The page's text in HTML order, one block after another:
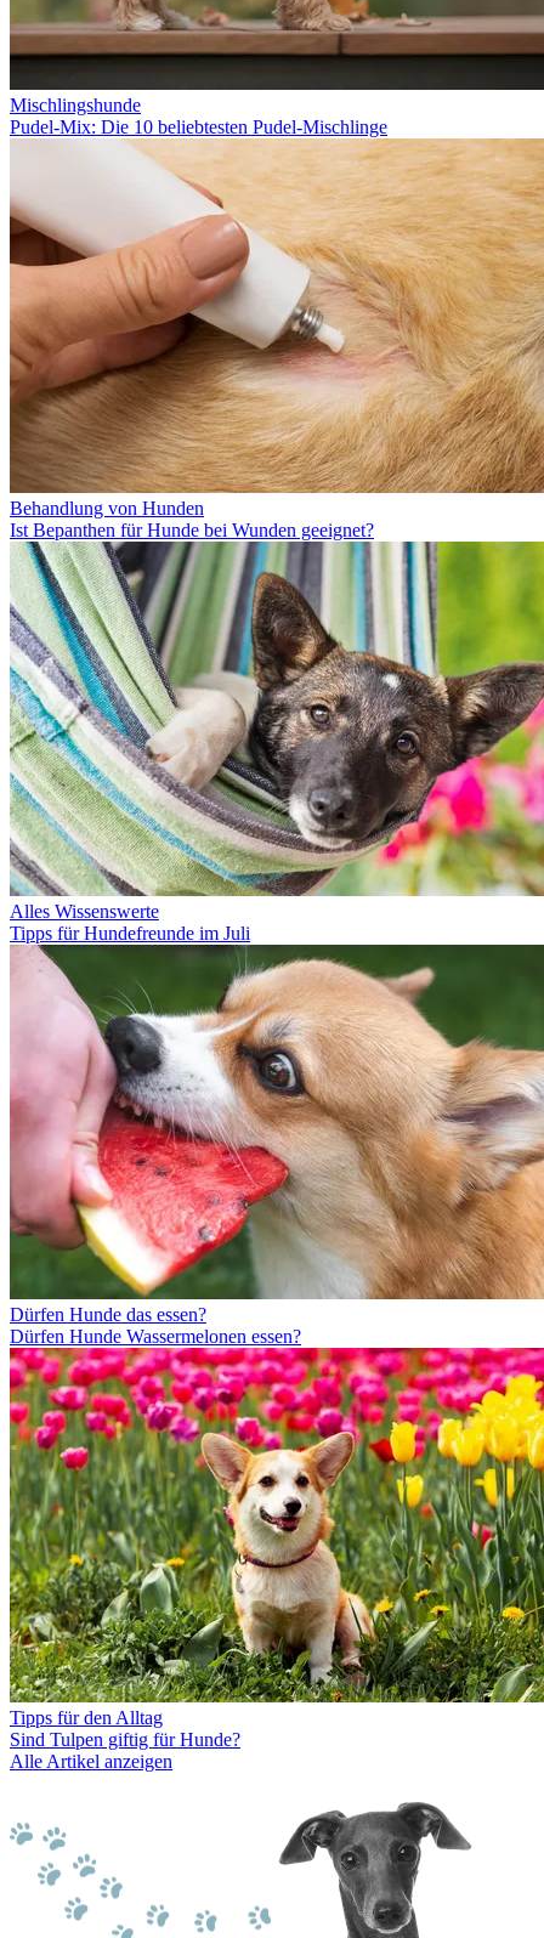
Mischlingshunde
Pudel-Mix: Die 10 beliebtesten Pudel-Mischlinge
Behandlung von Hunden
Ist Bepanthen für Hunde bei Wunden geeignet?
Alles Wissenswerte
Tipps für Hundefreunde im Juli
Dürfen Hunde das essen?
Dürfen Hunde Wassermelonen essen?
Tipps für den Alltag
Sind Tulpen giftig für Hunde?
Alle Artikel anzeigen